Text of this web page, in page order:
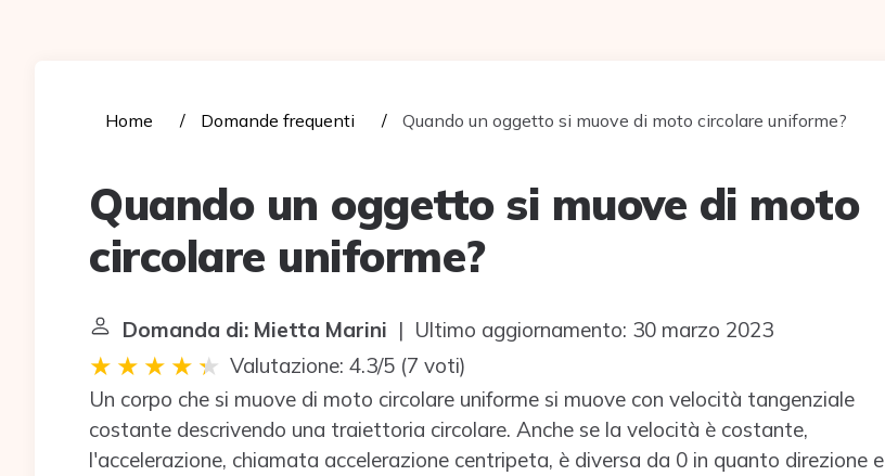
Home Domande frequenti Quando un oggetto si muove di moto circolare uniforme?
Quando un oggetto si muove di moto
circolare uniforme?
Domanda di: Mietta Marini | Ultimo aggiornamento: 30 marzo 2023
Valutazione: 4.3/5 (7 voti)
Un corpo che si muove di moto circolare uniforme si muove con velocità tangenziale
costante descrivendo una traiettoria circolare. Anche se la velocità è costante,
l'accelerazione, chiamata accelerazione centripeta, è diversa da 0 in quanto direzione e